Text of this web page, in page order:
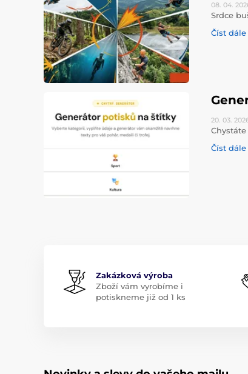
08. 04.
Srdce
Číst dále
20. 03.
Číst dále
Zakázková výroba
Zboží vám vyrobíme i
potiskneme již od 1 ks